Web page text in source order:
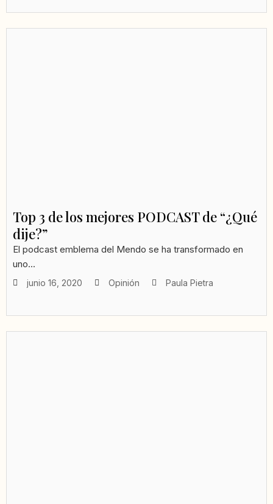
Top 3 de los mejores PODCAST de “¿Qué
dije?”
El podcast emblema del Mendo se ha transformado en
uno...
junio 16, 2020 Opinión Paula Pietra